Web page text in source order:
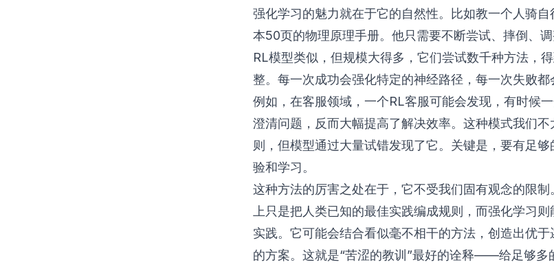
强化学习的魅力就在于它的自然性。比如教一个人骑
本50页的物理原理手册。他只需要不断尝试、摔倒、调
RL模型类似，但规模大得多，它们尝试数千种方法，
整。每一次成功会强化特定的神经路径，每一次失败都
例如，在客服领域，一个RL客服可能会发现，有时候
澄清问题，反而大幅提高了解决效率。这种模式我们
则，但模型通过大量试错发现了它。关键是，要有足
验和学习。
这种方法的厉害之处在于，它不受我们固有观念的限
上只是把人类已知的最佳实践编成规则，而强化学习
实践。它可能会结合看似毫不相干的方法，创造出优
的方案。这就是“苦涩的教训”最好的诠释——给足够多